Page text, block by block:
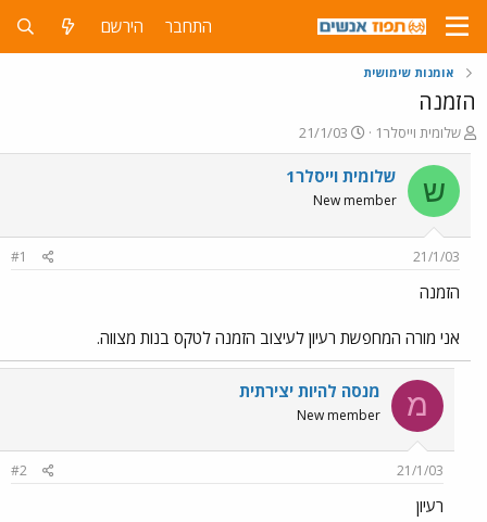
התחבר הירשם
אומנות שימושית
הזמנה
פ
ו
ת
ח
ה
ש
א
שלומית וייסלר1
פ
ו
ר
ם
21/1/03
ש שלומית וייסלר1
New member
21/1/03
#1
הזמנה
אני מורה המחפשת רעיון לעיצוב הזמנה לטקס בנות מצווה.
מ מנסה להיות יצירתית
New member
21/1/03
#2
רעיון